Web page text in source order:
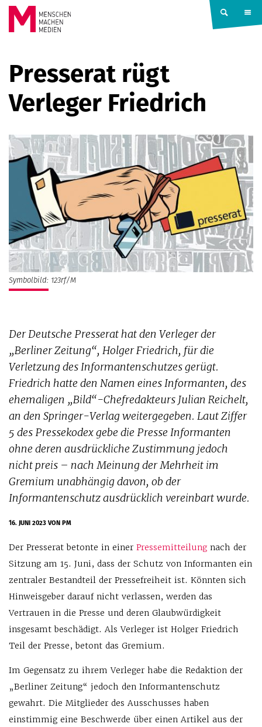
Springe zum Inhalt
MACHEN
MEDIEN
Presserat rügt
Verleger Friedrich
Symbolbild: 123rf/M
Der Deutsche Presserat hat den Verleger der
„Berliner Zeitung“, Holger Friedrich, für die
Verletzung des Informantenschutzes gerügt.
Friedrich hatte den Namen eines Informanten, des
ehemaligen „Bild“-Chefredakteurs Julian Reichelt,
an den Springer-Verlag weitergegeben. Laut Ziffer
5 des Pressekodex gebe die Presse Informanten
ohne deren ausdrückliche Zustimmung jedoch
nicht preis – nach Meinung der Mehrheit im
Gremium unabhängig davon, ob der
Informantenschutz ausdrücklich vereinbart wurde.
16. JUNI 2023VON PM
Der Presserat betonte in einer Pressemitteilungnach der
Sitzung am 15. Juni, dass der Schutz von Informanten ein
zentraler Bestandteil der Pressefreiheit ist. Könnten sich
Hinweisgeber darauf nicht verlassen, werden das
Vertrauen in die Presse und deren Glaubwürdigkeit
insgesamt beschädigt. Als Verleger ist Holger Friedrich
Teil der Presse, betont das Gremium.
Im Gegensatz zu ihrem Verleger habe die Redaktion der
„Berliner Zeitung“ jedoch den Informantenschutz
gewahrt. Die Mitglieder des Ausschusses haben
einstimmig eine Beschwerde über einen Artikel aus der